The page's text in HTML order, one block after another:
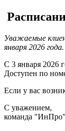
Уважаемые
января 2026 года.
С 3 января 2026
Доступен по
Если у вас
С уважением,
команда "ИнПро"